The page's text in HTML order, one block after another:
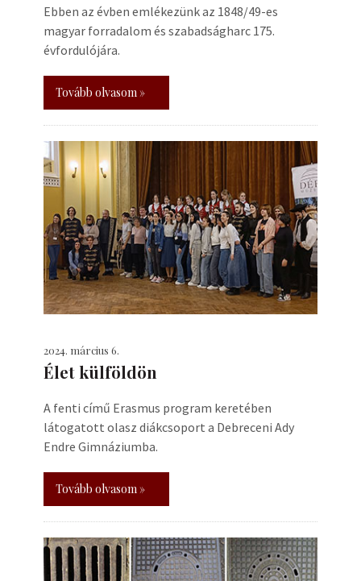
Ebben az évben emlékezünk az 1848/49-es
magyar forradalom és szabadságharc 175.
évfordulójára.
Tovább olvasom »
2024. március 6.
Élet külföldön
A fenti című Erasmus program keretében
látogatott olasz diákcsoport a Debreceni Ady
Endre Gimnáziumba.
Tovább olvasom »